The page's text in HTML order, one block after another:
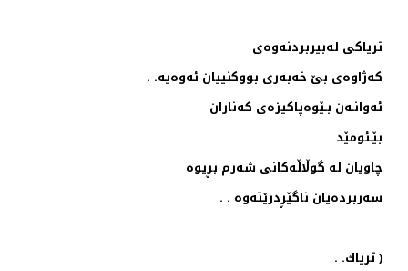
تریاكی له‌بیربردنه‌وه‌ی
كه‌ژاوه‌ی بێ خه‌به‌ری بووكنییان ئه‌وه‌یه‌. .
ئه‌وانـه‌ن بـێوه‌پاكیزه‌ی كه‌ناران
بێـئومێد
چاویان له‌ گوڵاڵه‌كانی شه‌رم بڕیوه‌
سه‌ربرده‌یان ناگێڕدرێته‌وه‌ . .
( تریاك. .